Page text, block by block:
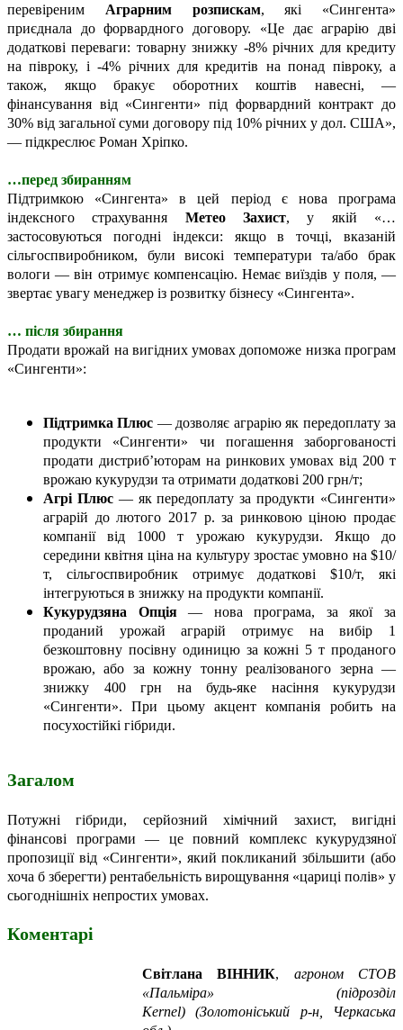
перевіреним Аграрним розпискам, які «Сингента»
приєднала до форвардного договору. «Це дає аграрію дві
додаткові переваги: товарну знижку -8% річних для кредиту
на півроку, і -4% річних для кредитів на понад півроку, а
також, якщо бракує оборотних коштів навесні, —
фінансування від «Сингенти» під форвардний контракт до
30% від загальної суми договору під 10% річних у дол. США»,
— підкреслює Роман Хріпко.
…перед збиранням
Підтримкою «Сингента» в цей період є нова програма
індексного страхування Метео Захист, у якій «…
застосовуються погодні індекси: якщо в точці, вказаній
сільгоспвиробником, були високі температури та/або брак
вологи — він отримує компенсацію. Немає виїздів у поля, —
звертає увагу менеджер із розвитку бізнесу «Сингента».
… після збирання
Продати врожай на вигідних умовах допоможе низка програм
«Сингенти»:
Підтримка Плюс — дозволяє аграрію як передоплату за
продукти «Сингенти» чи погашення заборгованості
продати дистриб’юторам на ринкових умовах від 200 т
врожаю кукурудзи та отримати додаткові 200 грн/т;
Агрі Плюс— як передоплату за продукти «Сингенти»
аграрій до лютого 2017 р. за ринковою ціною продає
компанії від 1000 т урожаю кукурудзи. Якщо до
середини квітня ціна на культуру зростає умовно на $10/
т, сільгоспвиробник отримує додаткові $10/т, які
інтегруються в знижку на продукти компанії.
Кукурудзяна Опція— нова програма, за якої за
проданий урожай аграрій отримує на вибір 1
безкоштовну посівну одиницю за кожні 5 т проданого
врожаю, або за кожну тонну реалізованого зерна —
знижку 400 грн на будь-яке насіння кукурудзи
«Сингенти». При цьому акцент компанія робить на
посухостійкі гібриди.
Загалом
Потужні гібриди, серйозний хімічний захист, вигідні
фінансові програми — це повний комплекс кукурудзяної
пропозиції від «Сингенти», який покликаний збільшити (або
хоча б зберегти) рентабельність вирощування «цариці полів» у
сьогоднішніх непростих умовах.
Коментарі
Світлана ВІННИК, агроном СТОВ
«Пальміра» (підрозділ
Kernel)(Золотоніський р-н, Черкаська